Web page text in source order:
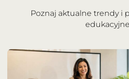
Poznaj aktualne trendy i